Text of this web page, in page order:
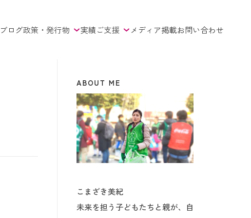
ブログ政策・発行物 実績ご支援 メディア掲載お問い合わせ
ABOUT ME
こまざき美紀
未来を担う子どもたちと親が、自